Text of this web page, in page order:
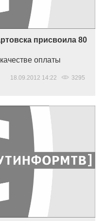
присвоила 80
оплаты
18.09.2012 14:22 3295